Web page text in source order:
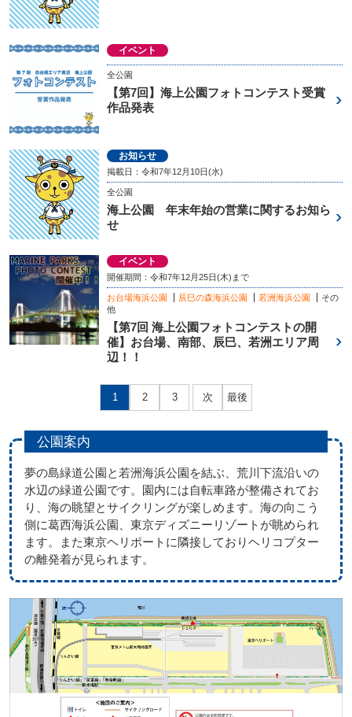
イベント
全公園
【第7回】海上公園フォトコンテスト受賞
作品発表
お知らせ
掲載日：令和7年12月10日(水)
全公園
海上公園 年末年始の営業に関するお知ら
せ
イベント
開催期間：令和7年12月25日(木)まで
お台場海浜公園 辰巳の森海浜公園 若洲海浜公園
その
他
【第7回 海上公園フォトコンテストの開
催】お台場、南部、辰巳、若洲エリア周
辺！！
1 2 3 次 最後
公園案内
夢の島緑道公園と若洲海浜公園を結ぶ、荒川下流沿いの
水辺の緑道公園です。園内には自転車路が整備されてお
り、海の眺望とサイクリングが楽しめます。海の向こう
側に葛西海浜公園、東京ディズニーリゾートが眺められ
ます。また東京ヘリポートに隣接しておりヘリコプター
の離発着が見られます。